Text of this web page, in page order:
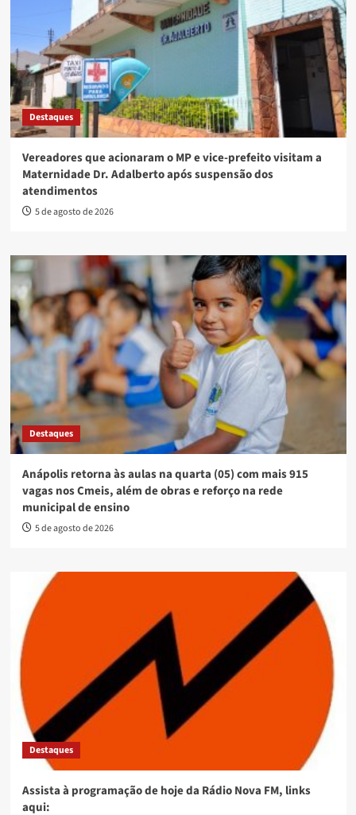
Destaques
Vereadores que acionaram o MP e vice-prefeito visitam a
Maternidade Dr. Adalberto após suspensão dos
atendimentos
5 de agosto de 2026
Destaques
Anápolis retorna às aulas na quarta (05) com mais 915
vagas nos Cmeis, além de obras e reforço na rede
municipal de ensino
5 de agosto de 2026
Destaques
Assista à programação de hoje da Rádio Nova FM, links
aqui: